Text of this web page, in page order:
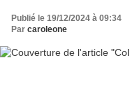
Publié le 19/12/2024 à 09:34
Par caroleone